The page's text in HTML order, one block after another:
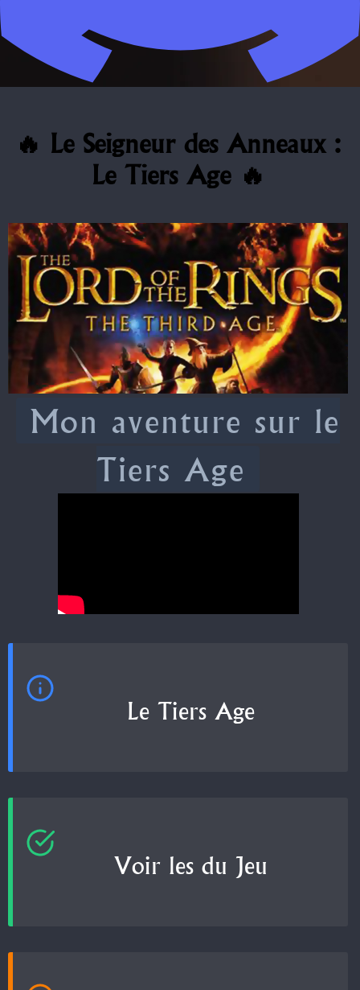
🔥 Le Seigneur des Anneaux :
Le Tiers Age 🔥
Mon aventure sur le
Tiers Age
Le Tiers Age
Voir les du Jeu